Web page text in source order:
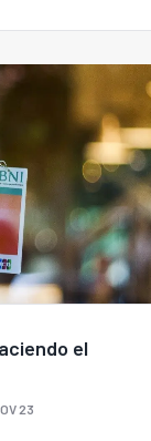
el
23